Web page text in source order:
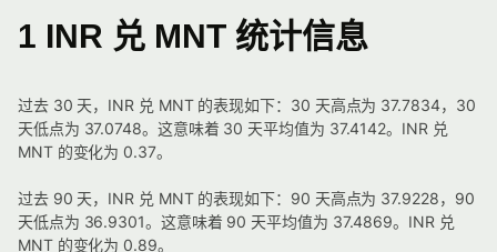
1 INR 兑 MNT 统计信息
过去 30 天，INR 兑 MNT 的表现如下：30 天高点为 37.7834，30
天低点为 37.0748。这意味着 30 天平均值为 37.4142。INR 兑
MNT 的变化为 0.37。
过去 90 天，INR 兑 MNT 的表现如下：90 天高点为 37.9228，90
天低点为 36.9301。这意味着 90 天平均值为 37.4869。INR 兑
MNT 的变化为 0.89。